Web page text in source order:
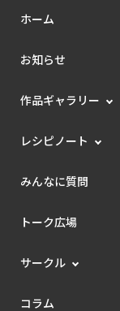
ホーム
お知らせ
作品ギャラリー
レシピノート
みんなに質問
トーク広場
サークル
コラム